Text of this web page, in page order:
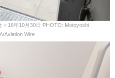
16年10月30日 PHOTO: Motoyoshi
Aviation Wire